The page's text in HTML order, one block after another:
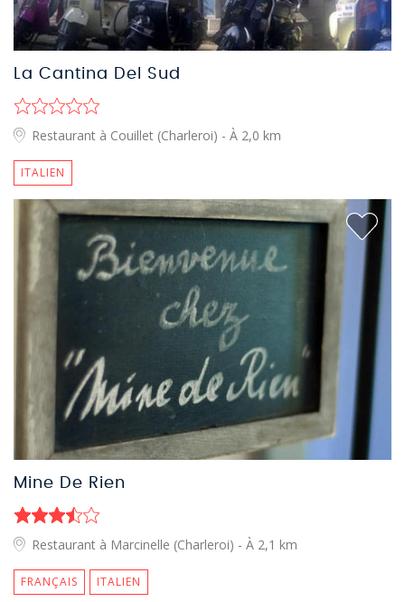
La Cantina Del Sud
Restaurant à Couillet (Charleroi) - À 2,0 km
ITALIEN
Mine De Rien
Restaurant à Marcinelle (Charleroi) - À 2,1 km
FRANÇAIS ITALIEN